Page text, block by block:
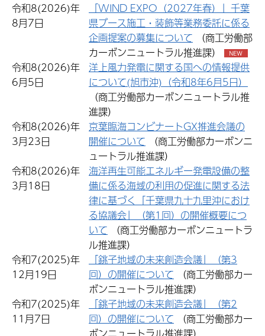
令和8(2026)年
8月7日
「WIND EXPO（2027年春）」千葉
県ブース施工・装飾等業務委託に係る
企画提案の募集について
カーボンニュートラル推進課）
令和8(2026)年
6月5日
洋上風力発電に関する国への情報提供
について(旭市沖)（令和8年6月5日）
（商工労働部カーボンニュートラル推
進課）
令和8(2026)年
3月23日
京葉臨海コンビナートGX推進会議の
開催について
ュートラル推進課）
令和8(2026)年
3月18日
海洋再生可能エネルギー発電設備の整
備に係る海域の利用の促進に関する法
律に基づく「千葉県九十九里沖におけ
る協議会」（第1回）の開催概要につ
いて
ル推進課）
令和7(2025)年
12月19日
「銚子地域の未来創造会議」（第3
回）の開催について
ボンニュートラル推進課）
令和7(2025)年
11月7日
「銚子地域の未来創造会議」（第2
回）の開催について